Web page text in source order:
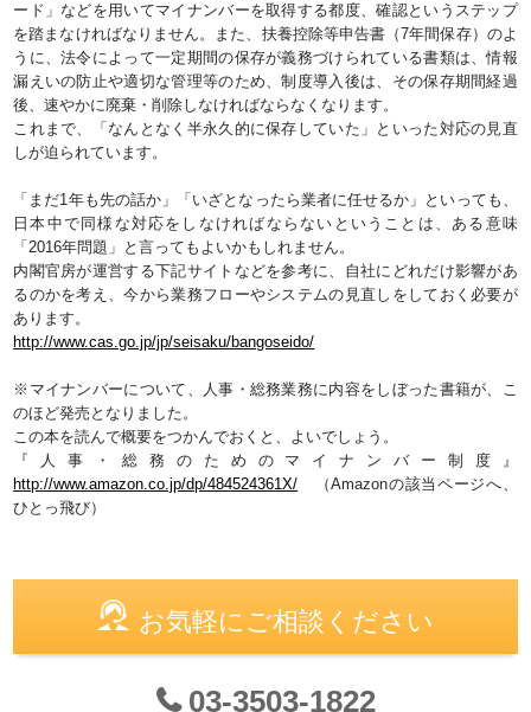
ード」などを用いてマイナンバーを取得する都度、確認というステップ
を踏まなければなりません。また、扶養控除等申告書（7年間保存）のよ
うに、法令によって一定期間の保存が義務づけられている書類は、情報
漏えいの防止や適切な管理等のため、制度導入後は、その保存期間経過
後、速やかに廃棄・削除しなければならなくなります。
これまで、「なんとなく半永久的に保存していた」といった対応の見直
しが迫られています。
「まだ1年も先の話か」「いざとなったら業者に任せるか」といっても、
日本中で同様な対応をしなければならないということは、ある意味
「2016年問題」と言ってもよいかもしれません。
内閣官房が運営する下記サイトなどを参考に、自社にどれだけ影響があ
るのかを考え、今から業務フローやシステムの見直しをしておく必要が
あります。
http://www.cas.go.jp/jp/seisaku/bangoseido/
※マイナンバーについて、人事・総務業務に内容をしぼった書籍が、こ
のほど発売となりました。
この本を読んで概要をつかんでおくと、よいでしょう。
『人事・総務のためのマイナンバー制度』
http://www.amazon.co.jp/dp/484524361X/ （Amazonの該当ページへ、
ひとっ飛び）
お気軽にご相談ください
03-3503-1822